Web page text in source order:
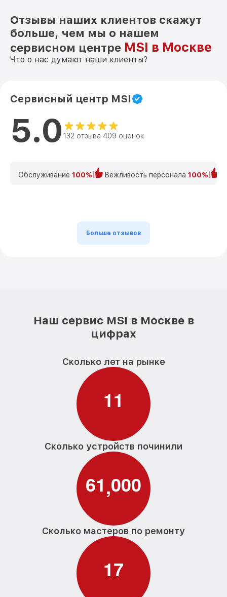
Отзывы наших клиентов скажут
больше, чем мы о нашем
сервисном центре MSI в Москве
Что о нас думают наши клиенты?
Сервисный центр MSI
5.0 132 отзыва 409 оценок
Обслуживание 100% Вежливость персонала 100%
Больше отзывов
Наш сервис MSI в Москве в
цифрах
Сколько лет на рынке
11
Сколько устройств починили
61,000
Сколько мастеров по ремонту
17